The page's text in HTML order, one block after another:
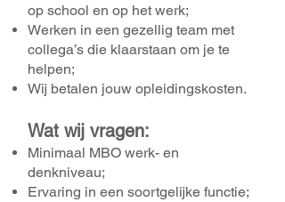
op school en op het werk;
Werken in een gezellig team met
collega’s die klaarstaan om je te
helpen;
Wij betalen jouw opleidingskosten.
Wat wij vragen:
Minimaal MBO werk- en
denkniveau;
Ervaring in een soortgelijke functie;